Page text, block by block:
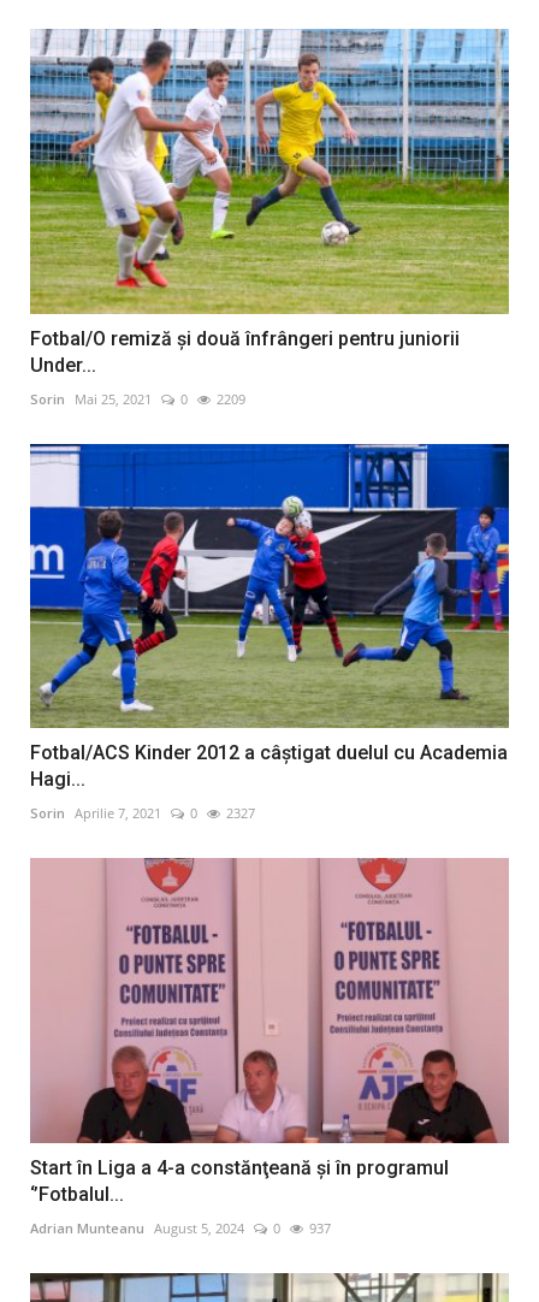
Fotbal/O remiză și două înfrângeri pentru juniorii
Under...
Sorin Mai 25, 2021 0 2209
Fotbal/ACS Kinder 2012 a câştigat duelul cu Academia
Hagi...
Sorin Aprilie 7, 2021 0 2327
Start în Liga a 4-a constănţeană şi în programul
‘’Fotbalul...
Adrian Munteanu August 5, 2024 0 937